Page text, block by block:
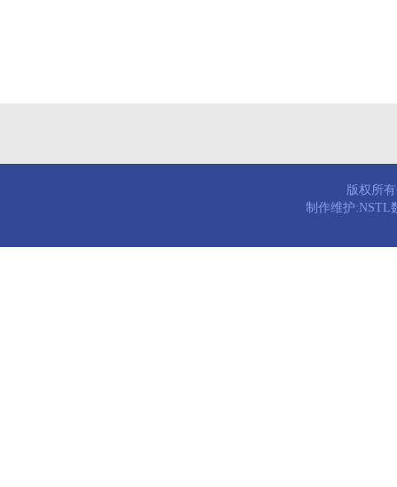
版权所
制作维护:NSTL